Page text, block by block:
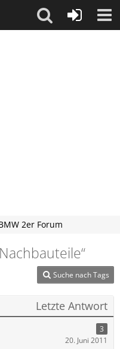
2er Forum
Suche nach Tags
Letzte Antwort
3
20. Juni 2011